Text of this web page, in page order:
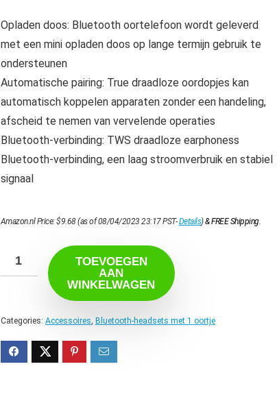
Opladen doos: Bluetooth oortelefoon wordt geleverd
met een mini opladen doos op lange termijn gebruik te
ondersteunen
Automatische pairing: True draadloze oordopjes kan
automatisch koppelen apparaten zonder een handeling,
afscheid te nemen van vervelende operaties
Bluetooth-verbinding: TWS draadloze earphoness
Bluetooth-verbinding, een laag stroomverbruik en stabiel
signaal
Amazon.nl Price:$9.68(as of 08/04/2023 23:17 PST-Details)&FREE Shipping.
TOEVOEGEN
AAN
WINKELWAGEN
Categories: Accessoires, Bluetooth-headsets met 1 oortje